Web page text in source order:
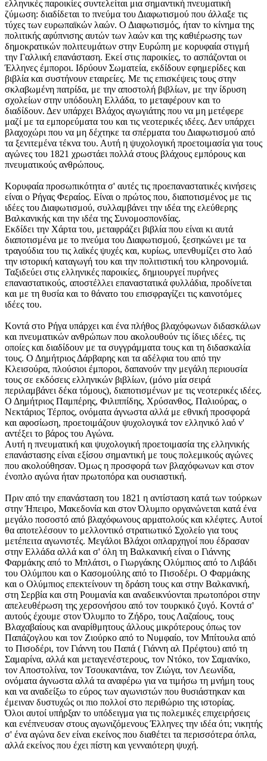
ελληνικές παροικίες συντελείται μια σημαντική πνευματική
ζύμωση: διαδίδεται το πνεύμα του Διαφωτισμού που άλλαξε τις
τύχες των ευρωπαϊκών λαών. Ο Διαφωτισμός, ήταν το κίνημα της
πολιτικής αφύπνισης αυτών των λαών και της καθιέρωσης των
δημοκρατικών πολιτευμάτων στην Ευρώπη με κορυφαία στιγμή
την Γαλλική επανάσταση. Εκεί στις παροικίες, το ασπάζονται οι
Έλληνες έμποροι. Ιδρύουν Σωματεία, εκδίδουν εφημερίδες και
βιβλία και συστήνουν εταιρείες. Με τις επισκέψεις τους στην
σκλαβωμένη πατρίδα, με την αποστολή βιβλίων, με την ίδρυση
σχολείων στην υπόδουλη Ελλάδα, το μεταφέρουν και το
διαδίδουν. Δεν υπάρχει Βλάχος αγωγιάτης που να μη μετέφερε
μαζί με τα εμπορεύματα του και τις νεοτερικές ιδέες. Δεν υπάρχει
βλαχοχώρι που να μη δέχτηκε τα σπέρματα του Διαφωτισμού από
τα ξενιτεμένα τέκνα του. Αυτή η ψυχολογική προετοιμασία για τους
αγώνες του 1821 χρωστάει πολλά στους βλάχους εμπόρους και
πνευματικούς ανθρώπους.
Κορυφαία προσωπικότητα σ' αυτές τις προεπαναστατικές κινήσεις
είναι ο Ρήγας Φεραίος. Είναι ο πρώτος που, διαποτισμένος με τις
ιδέες του Διαφωτισμού, συλλαμβάνει την ιδέα της ελεύθερης
Βαλκανικής και την ιδέα της Συνομοσπονδίας.
Εκδίδει την Χάρτα του, μεταφράζει βιβλία που είναι κι αυτά
διαποτισμένα με το πνεύμα του Διαφωτισμού, ξεσηκώνει με τα
τραγούδια του τις λαϊκές ψυχές και, κυρίως, υπενθυμίζει στο λαό
την ιστορική καταγωγή του και την πολιτιστική του κληρονομιά.
Ταξιδεύει στις ελληνικές παροικίες, δημιουργεί πυρήνες
επαναστατικούς, αποστέλλει επαναστατικά φυλλάδια, προδίνεται
και με τη θυσία και το θάνατο του επισφραγίζει τις καινοτόμες
ιδέες του.
Κοντά στο Ρήγα υπάρχει και ένα πλήθος βλαχόφωνων διδασκάλων
και πνευματικών ανθρώπων που ακολουθούν τις ίδιες ιδέες, τις
οποίες και διαδίδουν με τα συγγράμματα τους και τη διδασκαλία
τους. Ο Δημήτριος Δάρβαρης και τα αδέλφια του από την
Κλεισούρα, πλούσιοι έμποροι, δαπανούν την μεγάλη περιουσία
τους σε εκδόσεις ελληνικών βιβλίων, (μόνο μία σειρά
περιλαμβάνει δέκα τόμους), διαποτισμένων με τις νεοτερικές ιδέες.
Ο Δημήτριος Παμπέρης, Φιλιππίδης, Χρύσανθος, Παλιούρας, ο
Νεκτάριος Τέρπος, ονόματα άγνωστα αλλά με εθνική προσφορά
και αφοσίωση, προετοιμάζουν ψυχολογικά τον ελληνικό λαό ν'
αντέξει το βάρος του Αγώνα.
Αυτή η πνευματική και ψυχολογική προετοιμασία της ελληνικής
επανάστασης είναι εξίσου σημαντική με τους πολεμικούς αγώνες
που ακολούθησαν. Όμως η προσφορά των βλαχόφωνων και στον
ένοπλο αγώνα ήταν πρωτοπόρα και ουσιαστική.
Πριν από την επανάσταση του 1821 η αντίσταση κατά των τούρκων
στην Ήπειρο, Μακεδονία και στον Όλυμπο οργανώνεται κατά ένα
μεγάλο ποσοστό από βλαχόφωνους αρματολούς και κλέφτες. Αυτοί
θα αποτελέσουν το μελλοντικό στρατιωτικό Σχολείο για τους
μετέπειτα αγωνιστές. Μεγάλοι Βλάχοι οπλαρχηγοί που έδρασαν
στην Ελλάδα αλλά και σ' όλη τη Βαλκανική είναι ο Γιάννης
Φαρμάκης από το Μπλάτσι, ο Γιωργάκης Ολύμπιος από το Λιβάδι
του Ολύμπου και ο Κασομούλης από το Πισοδέρι. Ο Φαρμάκης
και ο Ολύμπιος επεκτείνουν τη δράση τους και στην Βαλκανική,
στη Σερβία και στη Ρουμανία και αναδεικνύονται πρωτοπόροι στην
απελευθέρωση της χερσονήσου από τον τουρκικό ζυγό. Κοντά σ'
αυτούς έχουμε στον Όλυμπο το Ζήδρο, τους Λαζαίους, τους
Βλαχαβαίους και αναρίθμητους άλλους μικρότερους όπως τον
Παπάζογλου και τον Ζιούρκο από το Νυμφαίο, τον Μπίτουλα από
το Πισοδέρι, τον Γιάννη του Παπά ( Γιάννη αλ Πρέφτου) από τη
Σαμαρίνα, αλλά και μεταγενέστερους, τον Ντόκο, τον Σαμανίκο,
τον Αποστολίνα, τον Τσουκαντάνα, τον Ζιώγα, τον Λεωνίδα,
ονόματα άγνωστα αλλά τα αναφέρω για να τιμήσω τη μνήμη τους
και να αναδείξω το εύρος των αγωνιστών που θυσιάστηκαν και
έμειναν δυστυχώς οι πιο πολλοί στο περιθώριο της ιστορίας.
Όλοι αυτοί υπήρξαν το υπόδειγμα για τις πολεμικές επιχειρήσεις
και ενέπνευσαν στους αγωνιζόμενους Έλληνες την ιδέα ότι; νικητής
σ' ένα αγώνα δεν είναι εκείνος που διαθέτει τα περισσότερα όπλα,
αλλά εκείνος που έχει πίστη και γενναιότερη ψυχή.